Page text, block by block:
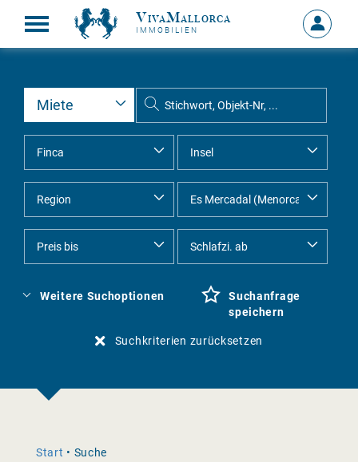
VivaMallorca
IMMOBILIEN
MEIN
Weitere Suchoptionen
Suchanfrage
speichern
Suchkriterien zurücksetzen
Start • Suche